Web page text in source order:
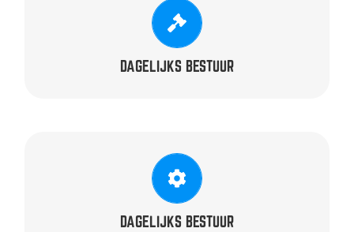
DAGELIJKS BESTUUR
VOORZITTER
Carlien Schouten –
onbezoldigd
DAGELIJKS BESTUUR
ONTWIKKELING
Eloy de Haas –
onbezoldigd